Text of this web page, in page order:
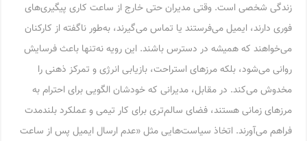
زندگی شخصی است. وقتی مدیران حتی خارج از ساعت کاری پیگیری‌های
فوری دارند، ایمیل می‌فرستند یا تماس می‌گیرند، به‌طور ناگفته از کارکنان
می‌خواهند که همیشه در دسترس باشند. این رویه نه‌تنها باعث فرسایش
روانی می‌شود، بلکه مرزهای استراحت، بازیابی انرژی و تمرکز ذهنی را
مخدوش می‌کند. در مقابل، مدیرانی که خودشان الگویی برای احترام به
مرزهای زمانی هستند، فضای سالم‌تری برای کار تیمی و عملکرد بلندمدت
فراهم می‌آورند. اتخاذ سیاست‌هایی مثل «عدم ارسال ایمیل پس از ساعت